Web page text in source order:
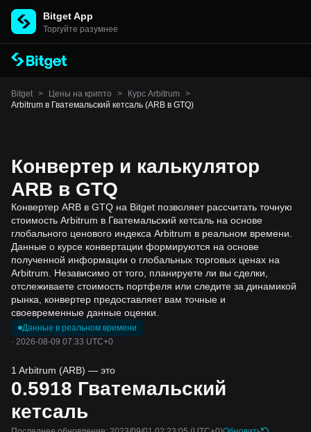
Bitget App
Торгуйте разумнее
Bitget > Цены на крипто > Курс Arbitrum >
Arbitrum в Гватемальский кетсаль (ARB в GTQ)
Конвертер и калькулятор
ARB в GTQ
Конвертер ARB в GTQ на Bitget позволяет рассчитать точную
стоимость Arbitrum в Гватемальский кетсаль на основе
глобального ценового индекса Arbitrum в реальном времени.
Данные о курсе конвертации формируются на основе
полученной информации о глобальных торговых ценах на
Arbitrum. Независимо от того, планируете ли вы сделки,
отслеживаете стоимость портфеля или следите за динамикой
рынка, конвертер предоставляет вам точные и
своевременные данные оценки.
Данные в реальном времени
· 2026-08-09 07:33 UTC+0
1 Arbitrum (ARB) — это
0.5918 Гватемальский
кетсаль